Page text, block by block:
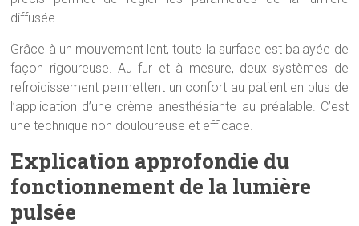
diffusée.
Grâce à un mouvement lent, toute la surface est balayée de
façon rigoureuse. Au fur et à mesure, deux systèmes de
refroidissement permettent un confort au patient en plus de
l’application d’une crème anesthésiante au préalable. C’est
une technique non douloureuse et efficace.
Explication approfondie du
fonctionnement de la lumière
pulsée